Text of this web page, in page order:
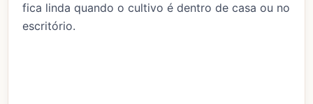
fica linda quando o cultivo é dentro de casa ou no
escritório.